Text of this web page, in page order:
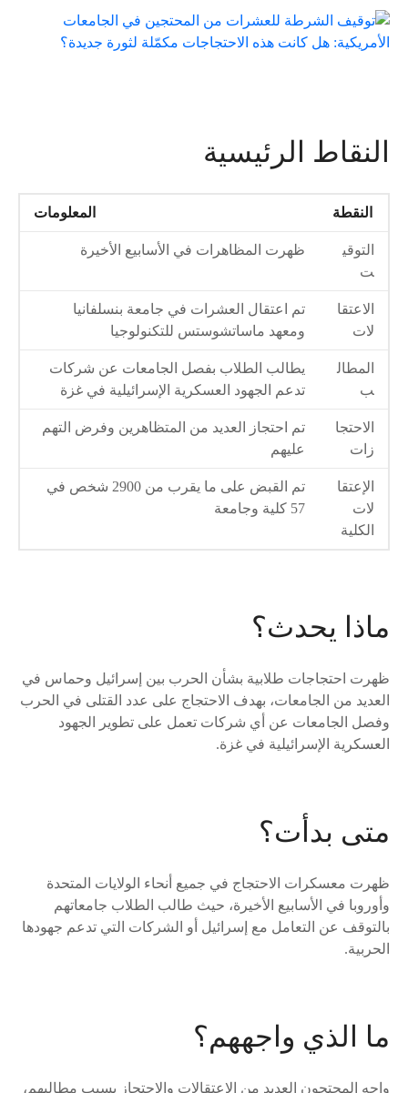
النقاط الرئيسية
النقطة المعلومات
التوقي
ت
ظهرت المظاهرات في الأسابيع الأخيرة
الاعتقا
لات
تم اعتقال العشرات في جامعة بنسلفانيا
ومعهد ماساتشوستس للتكنولوجيا
المطال
ب
يطالب الطلاب بفصل الجامعات عن شركات
تدعم الجهود العسكرية الإسرائيلية في غزة
الاحتجا
زات
تم احتجاز العديد من المتظاهرين وفرض التهم
عليهم
الإعتقا
لات
الكلية
تم القبض على ما يقرب من 2900 شخص في
57 كلية وجامعة
ماذا يحدث؟
ظهرت احتجاجات طلابية بشأن الحرب بين إسرائيل وحماس في
العديد من الجامعات، بهدف الاحتجاج على عدد القتلى في الحرب
وفصل الجامعات عن أي شركات تعمل على تطوير الجهود
العسكرية الإسرائيلية في غزة.
متى بدأت؟
ظهرت معسكرات الاحتجاج في جميع أنحاء الولايات المتحدة
وأوروبا في الأسابيع الأخيرة، حيث طالب الطلاب جامعاتهم
بالتوقف عن التعامل مع إسرائيل أو الشركات التي تدعم جهودها
الحربية.
ما الذي واجههم؟
واجه المحتجون العديد من الاعتقالات والاحتجاز بسبب مطالبهم،